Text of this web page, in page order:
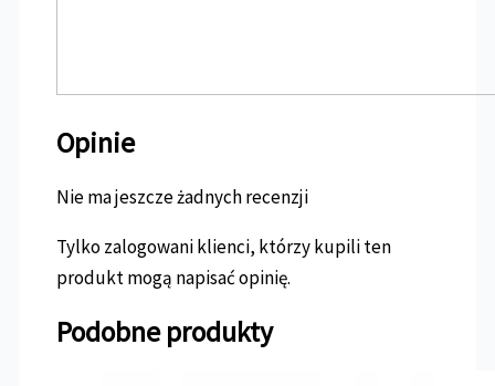
Opinie
Nie ma jeszcze żadnych recenzji
Tylko zalogowani klienci, którzy kupili ten
produkt mogą napisać opinię.
Podobne produkty